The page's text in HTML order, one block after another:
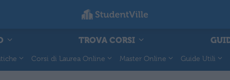
TROVA CORSI
Corsi di Laurea Online Master Online Guide Utili